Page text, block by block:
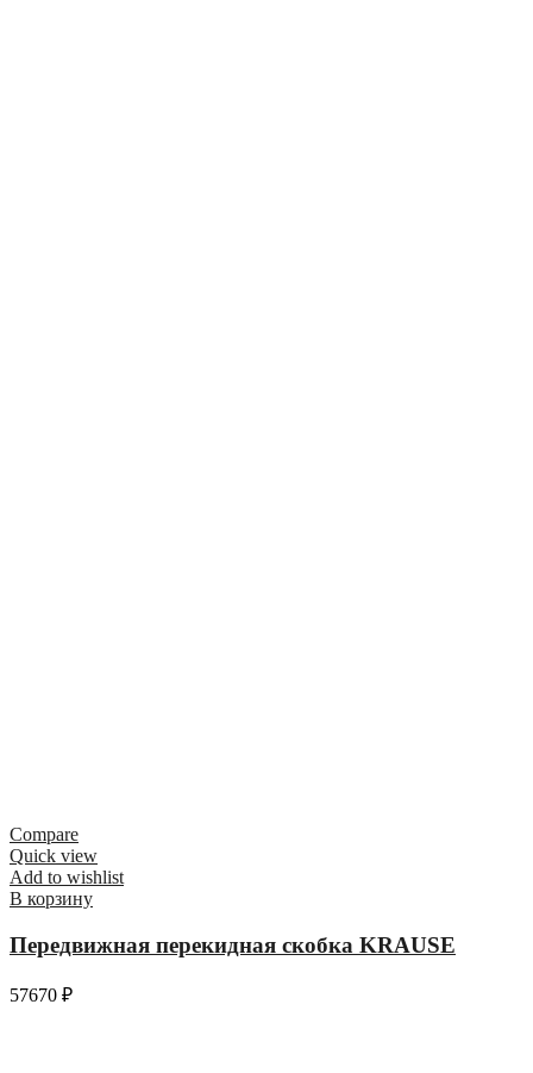
Compare
Quick view
Add to wishlist
В корзину
Передвижная перекидная скобка KRAUSE
57670 ₽